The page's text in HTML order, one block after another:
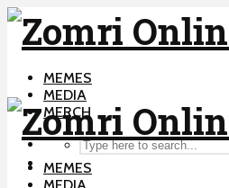
MEMES
MEDIA
MERCH
MEMES